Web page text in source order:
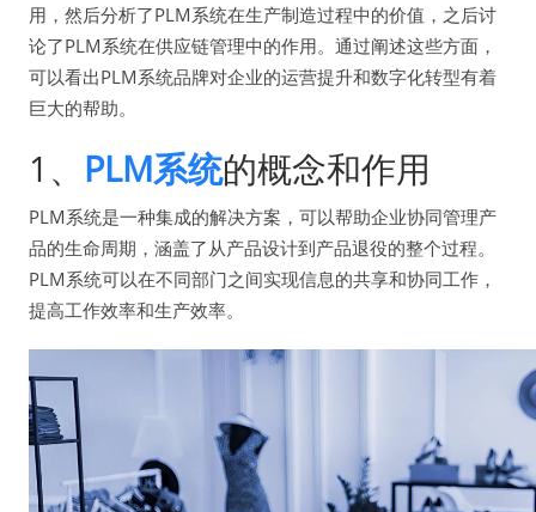
用，然后分析了PLM系统在生产制造过程中的价值，之后讨
论了PLM系统在供应链管理中的作用。通过阐述这些方面，
可以看出PLM系统品牌对企业的运营提升和数字化转型有着
巨大的帮助。
1、 PLM系统的概念和作用
PLM系统是一种集成的解决方案，可以帮助企业协同管理产
品的生命周期，涵盖了从产品设计到产品退役的整个过程。
PLM系统可以在不同部门之间实现信息的共享和协同工作，
提高工作效率和生产效率。